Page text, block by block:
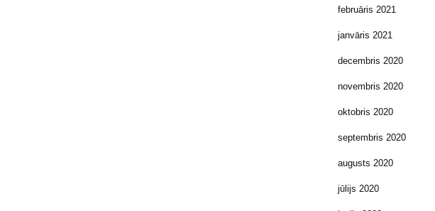
februāris 2021
janvāris 2021
decembris 2020
novembris 2020
oktobris 2020
septembris 2020
augusts 2020
jūlijs 2020